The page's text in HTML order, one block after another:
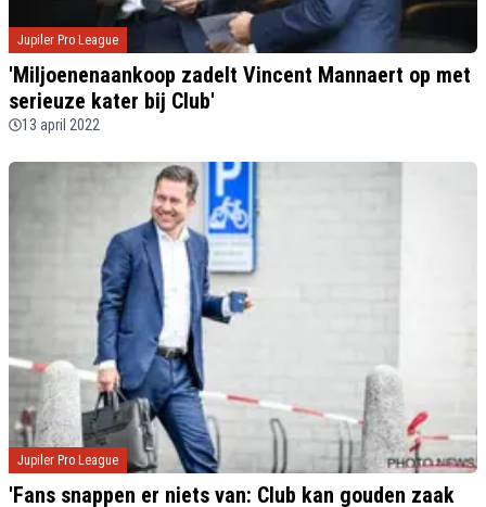
Jupiler Pro League
'Miljoenenaankoop zadelt Vincent Mannaert op met
serieuze kater bij Club'
13 april 2022
Jupiler Pro League
'Fans snappen er niets van: Club kan gouden zaak